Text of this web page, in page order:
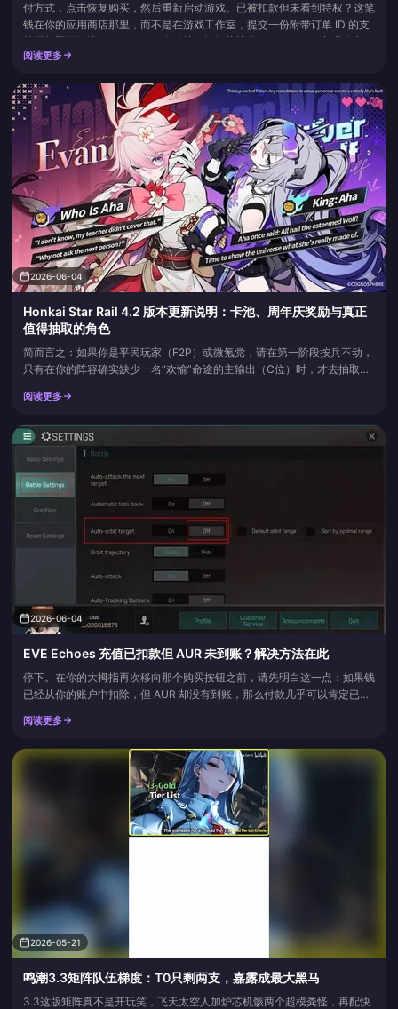
付方式，点击恢复购买，然后重新启动游戏。已被扣款但未看到特权？这笔
钱在你的应用商店那里，而不是在游戏工作室，提交一份附带订单 ID 的支
持工单即可解决。Super Sus 自动续订订阅协议 (Google Play) 中明确指
出：特权礼包会自动续订，因账号问题或...
阅读更多
2026-06-04
Honkai Star Rail 4.2 版本更新说明：卡池、周年庆奖励与真正
值得抽取的角色
简而言之：如果你是平民玩家（F2P）或微氪党，请在第一阶段按兵不动，
只有在你的阵容确实缺少一名“欢愉”命途的主输出（C位）时，才去抽取银
提升游戏体验的部分，而不是你因为焦虑而盲目抽取的第一个卡池。根据
在欧服/亚服上线，...
阅读更多
2026-06-04
EVE Echoes 充值已扣款但 AUR 未到账？解决方法在此
停下。在你的大拇指再次移向那个购买按钮之前，请先明白这一点：如果钱
已经从你的账户中扣除，但 AUR 却没有到账，那么付款几乎可以肯定已经
决。请确保你登录的是购买时所用的同一个账号和服务器，运行“恢复购买”
内仍未到账时提交工单。这就是解决...
阅读更多
2026-05-21
鸣潮3.3矩阵队伍梯度：T0只剩两支，嘉露成最大黑马
3.3这版矩阵真不是开玩笑，飞天太空人加炉芯机骸两个超模粪怪，再配快